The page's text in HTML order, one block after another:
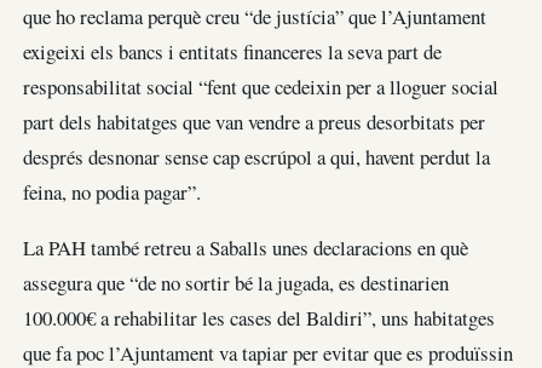
que ho reclama perquè creu “de justícia” que l’Ajuntament
exigeixi els bancs i entitats financeres la seva part de
responsabilitat social “fent que cedeixin per a lloguer social
part dels habitatges que van vendre a preus desorbitats per
després desnonar sense cap escrúpol a qui, havent perdut la
feina, no podia pagar”.
La PAH també retreu a Saballs unes declaracions en què
assegura que “de no sortir bé la jugada, es destinarien
100.000€ a rehabilitar les cases del Baldiri”, uns habitatges
que fa poc l’Ajuntament va tapiar per evitar que es produïssin